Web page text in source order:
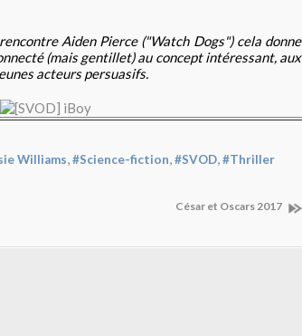
Aiden Pierce ("Watch Dogs") cela donne
(mais gentillet) au concept intéressant, aux
acteurs persuasifs.
Williams,#Science-fiction,#SVOD,#Thriller
César et Oscars 2017